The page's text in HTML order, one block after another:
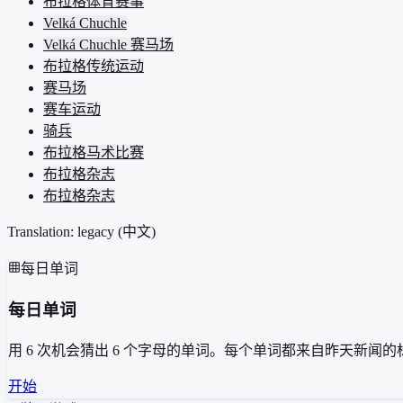
Velká Chuchle
Velká Chuchle 赛马场
布拉格传统运动
赛马场
赛车运动
骑兵
布拉格马术比赛
布拉格杂志
布拉格杂志
Translation: legacy (中文)
每日单词
每日单词
用 6 次机会猜出 6 个字母的单词。每个单词都来自昨天新闻的
开始